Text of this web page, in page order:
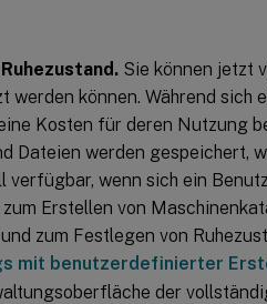
Sie können jetzt
werden können. Während sich
Kosten für deren Nutzung
Dateien werden gespeichert,
verfügbar, wenn sich ein
Erstellen von
zum Festlegen von
mit benutzerdefinierter
der